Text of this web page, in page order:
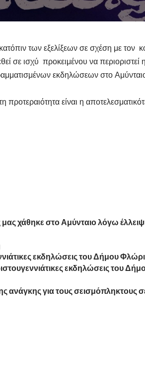
των εξελίξεων σε σχέση με τον
σε ισχύ προκειμένου να περιοριστεί η
εκδηλώσεων στο
είναι η
χάθηκε στο Αμύνταιο λόγω
εκδηλώσεις του Δήμου
εκδηλώσεις του
για τους σεισμόπληκτους